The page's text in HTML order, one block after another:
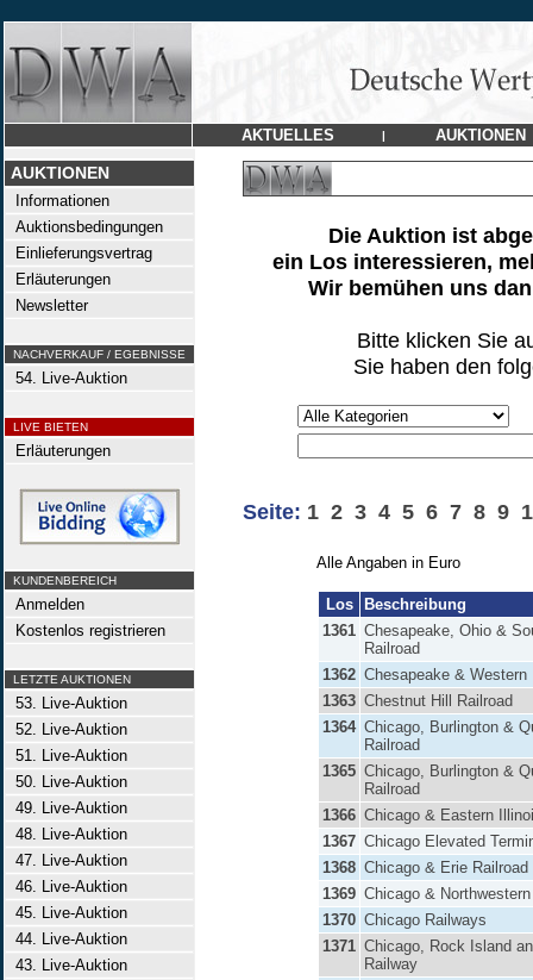
AKTUELLES | AUKTIONEN
AUKTIONEN
Informationen
Auktionsbedingungen
Einlieferungsvertrag
Erläuterungen
Newsletter
NACHVERKAUF / EGEBNISSE
54. Live-Auktion
LIVE BIETEN
Erläuterungen
KUNDENBEREICH
Anmelden
Kostenlos registrieren
LETZTE AUKTIONEN
53. Live-Auktion
52. Live-Auktion
51. Live-Auktion
50. Live-Auktion
49. Live-Auktion
48. Live-Auktion
47. Live-Auktion
46. Live-Auktion
45. Live-Auktion
44. Live-Auktion
43. Live-Auktion
Die Auktion ist
ein Los interessieren,
Wir bemühen uns
Bitte klicken Sie
Sie haben den
Seite: 1 2 3 4 5 6 7 8 9
Alle Angaben in Euro
Los
Beschreibung
1361 Chesapeake, Ohio &
Railroad
1362 Chesapeake & Western
1363 Chestnut Hill Railroad
1364 Chicago, Burlington &
Railroad
1365 Chicago, Burlington &
Railroad
1366 Chicago & Eastern
1367 Chicago Elevated
1368 Chicago & Erie Railroad
1369 Chicago &
1370 Chicago Railways
1371 Chicago, Rock Island
Railway